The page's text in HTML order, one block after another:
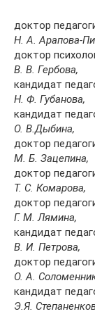
доктор
Н. А. Арапова-
доктор
В. В. Гербова,
кандидат
Н. Ф. Губанова,
кандидат
О. В.Дыбина,
доктор
М. Б. Зацепина,
доктор
Т. С. Комарова,
доктор
Г. М. Лямина,
кандидат
В. И. Петрова,
доктор
О. А.
кандидат
Э.Я.